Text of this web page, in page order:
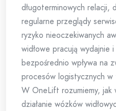
długoterminowych
regularne przeglądy
ryzyko nieoczekiwanych
widłowe pracują
bezpośrednio wpływa na
procesów logistycznych w
W OneLift rozumiemy, jak
działanie wózków